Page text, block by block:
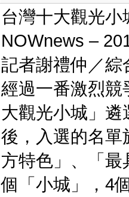
台灣十大觀光
NOWnews –
記者謝禮仲／綜
經過一番激烈競
大觀光小城」
後，入選的名單
方特色」、「
個「小城」，4